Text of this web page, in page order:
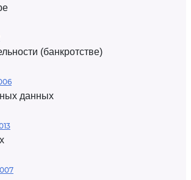
(банкротстве)
данных